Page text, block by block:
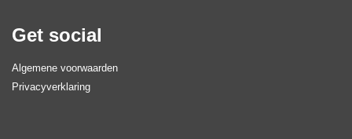
Get social
Algemene voorwaarden
Privacyverklaring